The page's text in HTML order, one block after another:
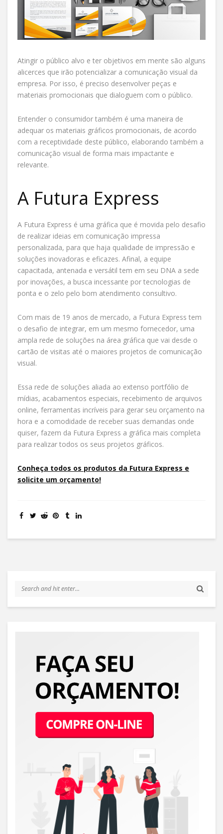
Atingir o público alvo e ter objetivos em mente são alguns
alicerces que irão potencializar a comunicação visual da
empresa. Por isso, é preciso desenvolver peças e
materiais promocionais que dialoguem com o público.
Entender o consumidor também é uma maneira de
adequar os materiais gráficos promocionais, de acordo
com a receptividade deste público, elaborando também a
comunicação visual de forma mais impactante e
relevante.
A Futura Express
A Futura Express é uma gráfica que é movida pelo desafio
de realizar ideias em comunicação impressa
personalizada, para que haja qualidade de impressão e
soluções inovadoras e eficazes. Afinal, a equipe
capacitada, antenada e versátil tem em seu DNA a sede
por inovações, a busca incessante por tecnologias de
ponta e o zelo pelo bom atendimento consultivo.
Com mais de 19 anos de mercado, a Futura Express tem
o desafio de integrar, em um mesmo fornecedor, uma
ampla rede de soluções na área gráfica que vai desde o
cartão de visitas até o maiores projetos de comunicação
visual.
Essa rede de soluções aliada ao extenso portfólio de
mídias, acabamentos especiais, recebimento de arquivos
online, ferramentas incríveis para gerar seu orçamento na
hora e a comodidade de receber suas demandas onde
quiser, fazem da Futura Express a gráfica mais completa
para realizar todos os seus projetos gráficos.
Conheça todos os produtos da Futura Express e
solicite um orçamento!